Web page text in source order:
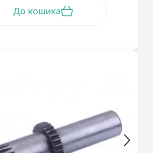
До кошика